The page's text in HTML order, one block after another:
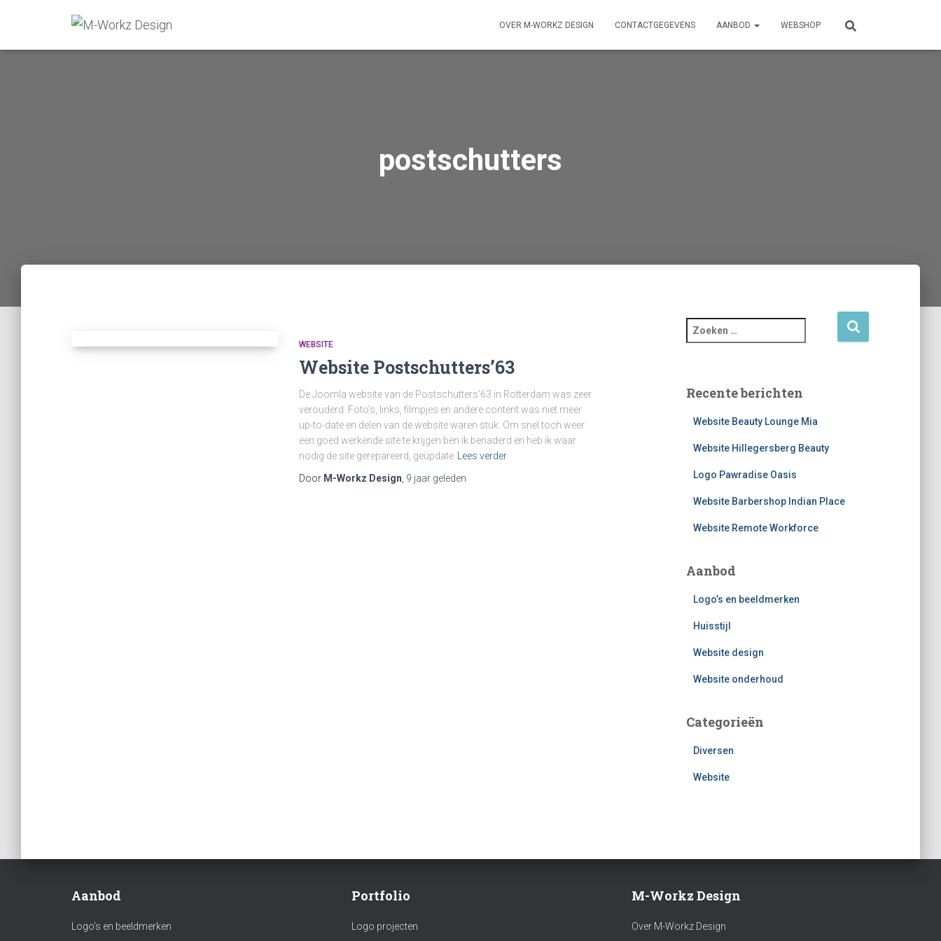
OVER M-WORKZ DESIGN CONTACTGEGEVENS AANBOD WEBSHOP
postschutters
WEBSITE
Website Postschutters’63
De Joomla website van de Postschutters’63 in Rotterdam was zeer
verouderd. Foto’s, links, filmpjes en andere content was niet meer
up-to-date en delen van de website waren stuk. Om snel toch weer
een goed werkende site te krijgen ben ik benaderd en heb ik waar
nodig de site gerepareerd, geüpdate
Lees verder
Door M-Workz Design 9 jaar geleden
o
e
Recente berichten
Website Beauty Lounge Mia
Website Hillegersberg Beauty
Logo Pawradise Oasis
Website Barbershop Indian Place
Website Remote Workforce
Aanbod
Logo’s en beeldmerken
Huisstijl
Website design
Website onderhoud
Categorieën
Diversen
Website
Aanbod
Logo’s en beeldmerken
Portfolio
Logo projecten
M-Workz Design
Over M-Workz Design